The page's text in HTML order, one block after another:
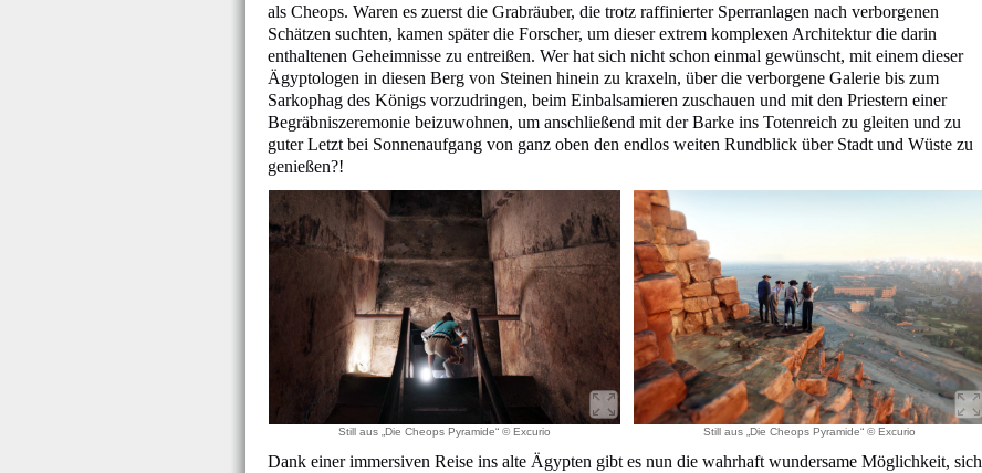
als Cheops. Waren es zuerst die Grabräuber, die trotz raffinierter Sperranlagen nach verborgenen
Schätzen suchten, kamen später die Forscher, um dieser extrem komplexen Architektur die darin
enthaltenen Geheimnisse zu entreißen. Wer hat sich nicht schon einmal gewünscht, mit einem dieser
Ägyptologen in diesen Berg von Steinen hinein zu kraxeln, über die verborgene Galerie bis zum
Sarkophag des Königs vorzudringen, beim Einbalsamieren zuschauen und mit den Priestern einer
Begräbniszeremonie beizuwohnen, um anschließend mit der Barke ins Totenreich zu gleiten und zu
guter Letzt bei Sonnenaufgang von ganz oben den endlos weiten Rundblick über Stadt und Wüste zu
genießen?!
Still aus „Die Cheops Pyramide“ © Excurio Still aus „Die Cheops Pyramide“ © Excurio
Dank einer immersiven Reise ins alte Ägypten gibt es nun die wahrhaft wundersame Möglichkeit, sich